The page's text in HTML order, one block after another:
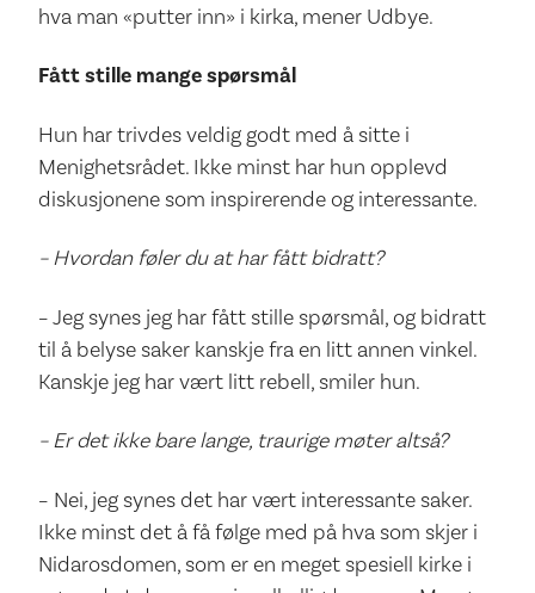
hva man «putter inn» i kirka, mener Udbye.
Fått stille mange spørsmål
Hun har trivdes veldig godt med å sitte i
Menighetsrådet. Ikke minst har hun opplevd
diskusjonene som inspirerende og interessante.
– Hvordan føler du at har fått bidratt?
– Jeg synes jeg har fått stille spørsmål, og bidratt
til å belyse saker kanskje fra en litt annen vinkel.
Kanskje jeg har vært litt rebell, smiler hun.
– Er det ikke bare lange, traurige møter altså?
– Nei, jeg synes det har vært interessante saker.
Ikke minst det å få følge med på hva som skjer i
Nidarosdomen, som er en meget spesiell kirke i